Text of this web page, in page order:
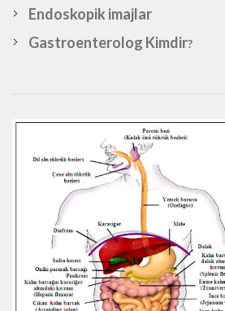
Endoskopik imajlar
Gastroenterolog Kimdir?